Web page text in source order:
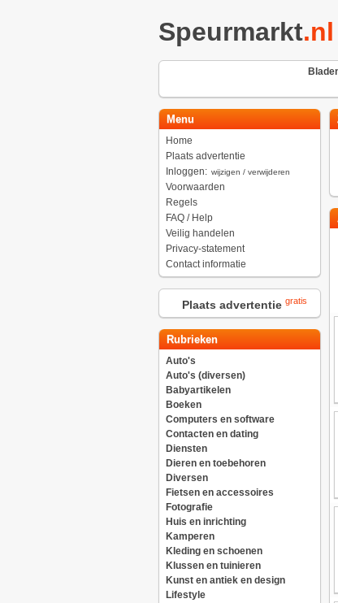
Speurmarkt.nl
Menu
Home
Plaats advertentie
Inloggen: wijzigen / verwijderen
Voorwaarden
Regels
FAQ / Help
Veilig handelen
Privacy-statement
Contact informatie
Plaats advertentie gratis
Rubrieken
Auto's
Auto's (diversen)
Babyartikelen
Boeken
Computers en software
Contacten en dating
Diensten
Dieren en toebehoren
Diversen
Fietsen en accessoires
Fotografie
Huis en inrichting
Kamperen
Kleding en schoenen
Klussen en tuinieren
Kunst en antiek en design
Lifestyle